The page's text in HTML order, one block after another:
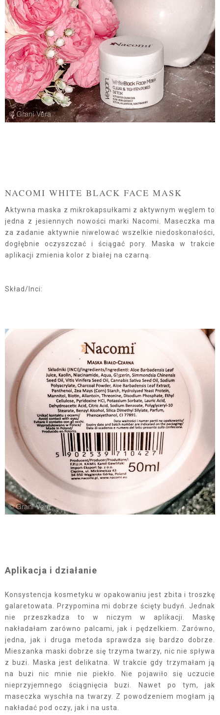
NACOMI WHITE BLACK FACE MASK
Aktywna maska z mikrokapsułkami z aktywnym węglem to
jedna z jesiennych nowości marki Nacomi. Maseczka ma
za zadanie aktywnie niwelować wszelkie niedoskonałości,
dogłębnie oczyszczać i ściągać pory. Maska w trakcie
aplikacji zmienia kolor z białej na czarną.
Skład/Inci:
Aplikacja i działanie
Konsystencja kosmetyku w opakowaniu jest zbita i troszkę
galaretowata. Przypomina mi dobrze ścięty budyń. Jednak
nie przeszkadza to w niczym w aplikacji. Maskę
nakładałam zarówno palcami, jak i pędzelkiem. Zarówno,
jedna, jak i druga metoda sprawdza się bardzo dobrze.
Mieszanka maski dobrze się trzyma twarzy, nic nie spływa
z buzi. Maska jest delikatna. W trakcie gdy trzymałam ją
na buzi nic mnie nie piekło. Nie pojawiło się uczucie
nieprzyjemnego ściągnięcia buzi. Nawet po tym, jak
maseczka wyschła na twarzy. Z powodzeniem mogłam ją
nakładać pod oczy, jak i na usta.